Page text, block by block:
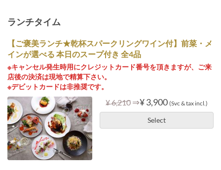
ランチタイム
【ご褒美ランチ★乾杯スパークリングワイン付】前菜・メ
インが選べる 本日のスープ付き 全4品
※キャンセル発生時用にクレジットカード番号を頂きますが、ご来
店後の決済は現地で精算下さい。
※デビットカードは非推奨です。
¥ 6,210 ⇒¥ 3,900 (Svc & tax incl.)
Select